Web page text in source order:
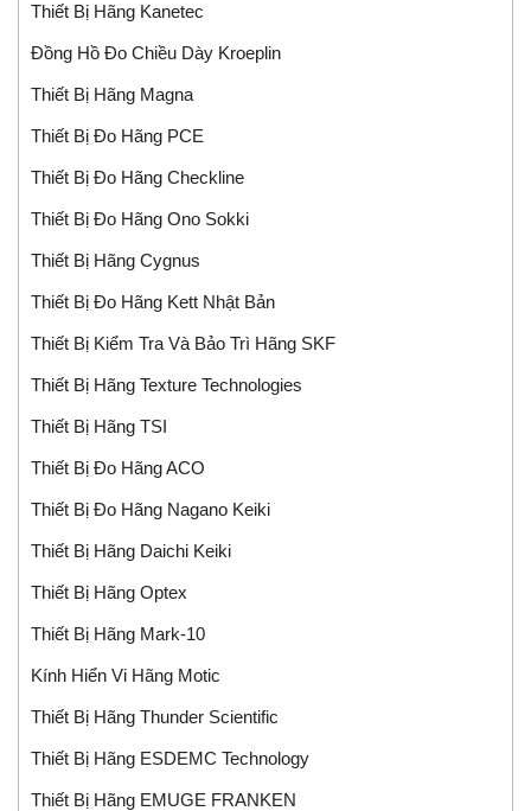
Thiết Bị Hãng Kanetec
Đồng Hồ Đo Chiều Dày Kroeplin
Thiết Bị Hãng Magna
Thiết Bị Đo Hãng PCE
Thiết Bị Đo Hãng Checkline
Thiết Bị Đo Hãng Ono Sokki
Thiết Bị Hãng Cygnus
Thiết Bị Đo Hãng Kett Nhật Bản
Thiết Bị Kiểm Tra Và Bảo Trì Hãng SKF
Thiết Bị Hãng Texture Technologies
Thiết Bị Hãng TSI
Thiết Bị Đo Hãng ACO
Thiết Bị Đo Hãng Nagano Keiki
Thiết Bị Hãng Daichi Keiki
Thiết Bị Hãng Optex
Thiết Bị Hãng Mark-10
Kính Hiển Vi Hãng Motic
Thiết Bị Hãng Thunder Scientific
Thiết Bị Hãng ESDEMC Technology
Thiết Bị Hãng EMUGE FRANKEN